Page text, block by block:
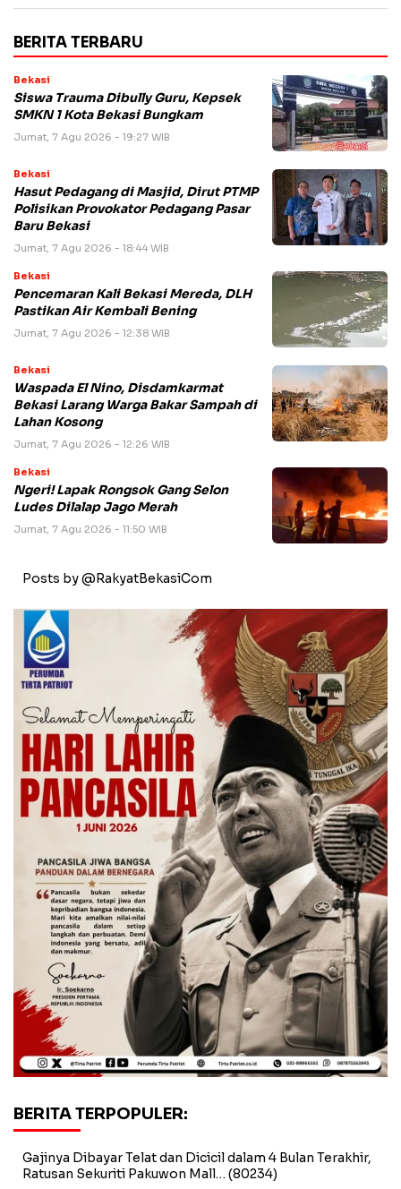
BERITA TERBARU
Bekasi
Siswa Trauma Dibully Guru, Kepsek
SMKN 1 Kota Bekasi Bungkam
Jumat, 7 Agu 2026 - 19:27 WIB
Bekasi
Hasut Pedagang di Masjid, Dirut PTMP
Polisikan Provokator Pedagang Pasar
Baru Bekasi
Jumat, 7 Agu 2026 - 18:44 WIB
Bekasi
Pencemaran Kali Bekasi Mereda, DLH
Pastikan Air Kembali Bening
Jumat, 7 Agu 2026 - 12:38 WIB
Bekasi
Waspada El Nino, Disdamkarmat
Bekasi Larang Warga Bakar Sampah di
Lahan Kosong
Jumat, 7 Agu 2026 - 12:26 WIB
Bekasi
Ngeri! Lapak Rongsok Gang Selon
Ludes Dilalap Jago Merah
Jumat, 7 Agu 2026 - 11:50 WIB
Posts by @RakyatBekasiCom
BERITA TERPOPULER:
Gajinya Dibayar Telat dan Dicicil dalam 4 Bulan Terakhir,
Ratusan Sekuriti Pakuwon Mall… (80234)